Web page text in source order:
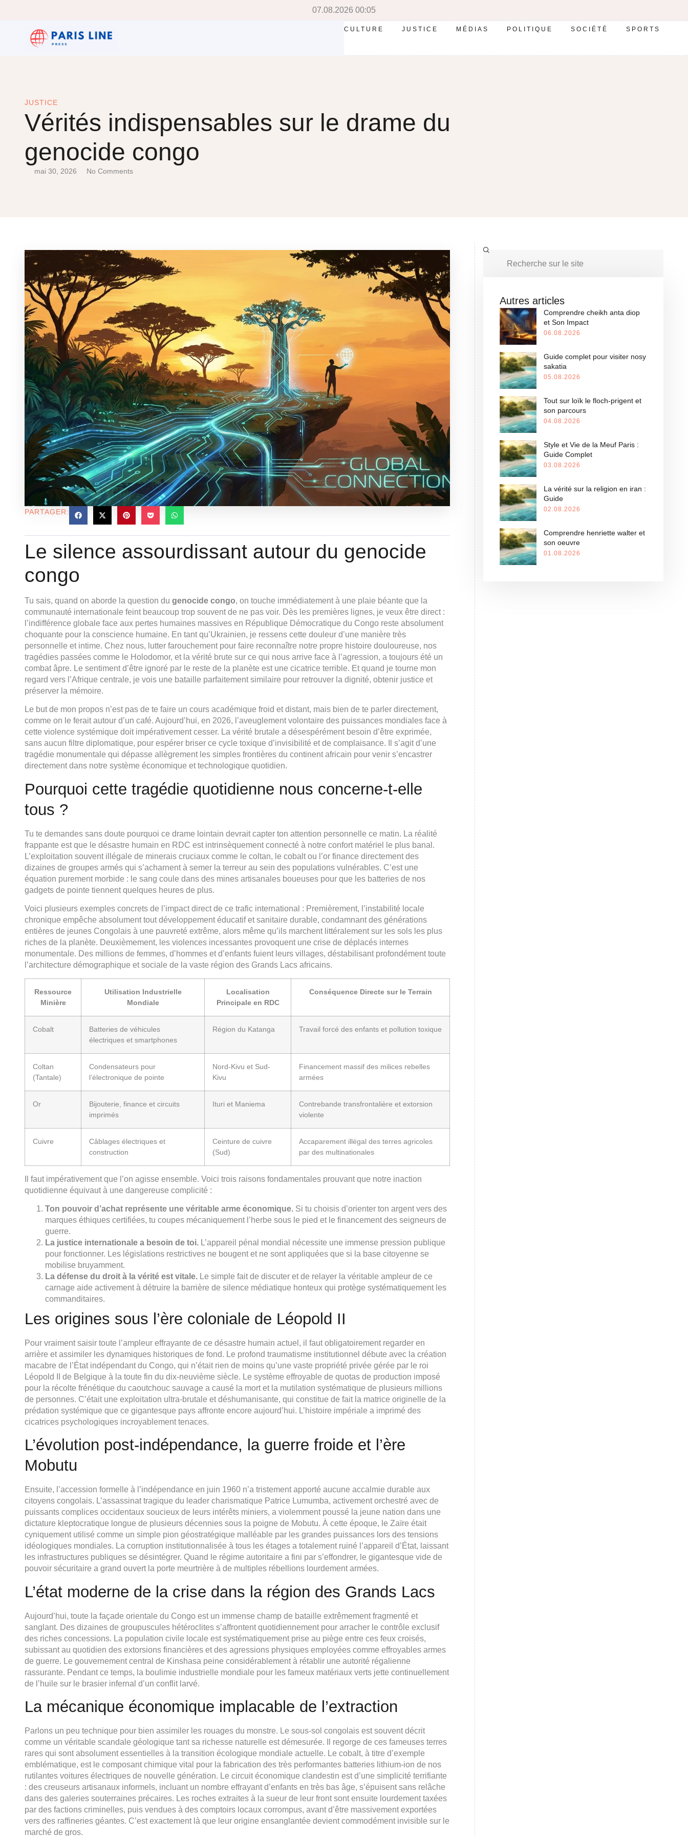
07.08.2026 00:05
CULTURE JUSTICE MÉDIAS POLITIQUE SOCIÉTÉ SPORTS
JUSTICE
Vérités indispensables sur le drame du
genocide congo
mai 30, 2026 No Comments
PARTAGER:
Le silence assourdissant autour du genocide
congo
Tu sais, quand on aborde la question du genocide congo, on touche immédiatement à une plaie béante que la
communauté internationale feint beaucoup trop souvent de ne pas voir. Dès les premières lignes, je veux être direct :
l’indifférence globale face aux pertes humaines massives en République Démocratique du Congo reste absolument
choquante pour la conscience humaine. En tant qu’Ukrainien, je ressens cette douleur d’une manière très
personnelle et intime. Chez nous, lutter farouchement pour faire reconnaître notre propre histoire douloureuse, nos
tragédies passées comme le Holodomor, et la vérité brute sur ce qui nous arrive face à l’agression, a toujours été un
combat âpre. Le sentiment d’être ignoré par le reste de la planète est une cicatrice terrible. Et quand je tourne mon
regard vers l’Afrique centrale, je vois une bataille parfaitement similaire pour retrouver la dignité, obtenir justice et
préserver la mémoire.
Le but de mon propos n’est pas de te faire un cours académique froid et distant, mais bien de te parler directement,
comme on le ferait autour d’un café. Aujourd’hui, en 2026, l’aveuglement volontaire des puissances mondiales face à
cette violence systémique doit impérativement cesser. La vérité brutale a désespérément besoin d’être exprimée,
sans aucun filtre diplomatique, pour espérer briser ce cycle toxique d’invisibilité et de complaisance. Il s’agit d’une
tragédie monumentale qui dépasse allègrement les simples frontières du continent africain pour venir s’encastrer
directement dans notre système économique et technologique quotidien.
Pourquoi cette tragédie quotidienne nous concerne-t-elle
tous ?
Tu te demandes sans doute pourquoi ce drame lointain devrait capter ton attention personnelle ce matin. La réalité
frappante est que le désastre humain en RDC est intrinsèquement connecté à notre confort matériel le plus banal.
L’exploitation souvent illégale de minerais cruciaux comme le coltan, le cobalt ou l’or finance directement des
dizaines de groupes armés qui s’acharnent à semer la terreur au sein des populations vulnérables. C’est une
équation purement morbide : le sang coule dans des mines artisanales boueuses pour que les batteries de nos
gadgets de pointe tiennent quelques heures de plus.
Voici plusieurs exemples concrets de l’impact direct de ce trafic international : Premièrement, l’instabilité locale
chronique empêche absolument tout développement éducatif et sanitaire durable, condamnant des générations
entières de jeunes Congolais à une pauvreté extrême, alors même qu’ils marchent littéralement sur les sols les plus
riches de la planète. Deuxièmement, les violences incessantes provoquent une crise de déplacés internes
monumentale. Des millions de femmes, d’hommes et d’enfants fuient leurs villages, déstabilisant profondément toute
l’architecture démographique et sociale de la vaste région des Grands Lacs africains.
Ressource
Minière
Utilisation Industrielle
Mondiale
Localisation
Principale en RDC
Conséquence Directe sur le Terrain
Cobalt
Batteries de véhicules
électriques et smartphones
Région du Katanga Travail forcé des enfants et pollution toxique
Coltan
(Tantale)
Condensateurs pour
l’électronique de pointe
Nord-Kivu et Sud-
Kivu
Financement massif des milices rebelles
armées
Or
Bijouterie, finance et circuits
imprimés
Ituri et Maniema
Contrebande transfrontalière et extorsion
violente
Cuivre
Câblages électriques et
construction
Ceinture de cuivre
(Sud)
Accaparement illégal des terres agricoles
par des multinationales
Il faut impérativement que l’on agisse ensemble. Voici trois raisons fondamentales prouvant que notre inaction
quotidienne équivaut à une dangereuse complicité :
Ton pouvoir d’achat représente une véritable arme économique. Si tu choisis d’orienter ton argent vers des
marques éthiques certifiées, tu coupes mécaniquement l’herbe sous le pied et le financement des seigneurs de
guerre.
La justice internationale a besoin de toi. L’appareil pénal mondial nécessite une immense pression publique
pour fonctionner. Les législations restrictives ne bougent et ne sont appliquées que si la base citoyenne se
mobilise bruyamment.
La défense du droit à la vérité est vitale. Le simple fait de discuter et de relayer la véritable ampleur de ce
carnage aide activement à détruire la barrière de silence médiatique honteux qui protège systématiquement les
commanditaires.
Les origines sous l’ère coloniale de Léopold II
Pour vraiment saisir toute l’ampleur effrayante de ce désastre humain actuel, il faut obligatoirement regarder en
arrière et assimiler les dynamiques historiques de fond. Le profond traumatisme institutionnel débute avec la création
macabre de l’État indépendant du Congo, qui n’était rien de moins qu’une vaste propriété privée gérée par le roi
Léopold II de Belgique à la toute fin du dix-neuvième siècle. Le système effroyable de quotas de production imposé
pour la récolte frénétique du caoutchouc sauvage a causé la mort et la mutilation systématique de plusieurs millions
de personnes. C’était une exploitation ultra-brutale et déshumanisante, qui constitue de fait la matrice originelle de la
prédation systémique que ce gigantesque pays affronte encore aujourd’hui. L’histoire impériale a imprimé des
cicatrices psychologiques incroyablement tenaces.
L’évolution post-indépendance, la guerre froide et l’ère
Mobutu
Ensuite, l’accession formelle à l’indépendance en juin 1960 n’a tristement apporté aucune accalmie durable aux
citoyens congolais. L’assassinat tragique du leader charismatique Patrice Lumumba, activement orchestré avec de
puissants complices occidentaux soucieux de leurs intérêts miniers, a violemment poussé la jeune nation dans une
dictature kleptocratique longue de plusieurs décennies sous la poigne de Mobutu. À cette époque, le Zaïre était
cyniquement utilisé comme un simple pion géostratégique malléable par les grandes puissances lors des tensions
idéologiques mondiales. La corruption institutionnalisée à tous les étages a totalement ruiné l’appareil d’État, laissant
les infrastructures publiques se désintégrer. Quand le régime autoritaire a fini par s’effondrer, le gigantesque vide de
pouvoir sécuritaire a grand ouvert la porte meurtrière à de multiples rébellions lourdement armées.
L’état moderne de la crise dans la région des Grands Lacs
Aujourd’hui, toute la façade orientale du Congo est un immense champ de bataille extrêmement fragmenté et
sanglant. Des dizaines de groupuscules hétéroclites s’affrontent quotidiennement pour arracher le contrôle exclusif
des riches concessions. La population civile locale est systématiquement prise au piège entre ces feux croisés,
subissant au quotidien des extorsions financières et des agressions physiques employées comme effroyables armes
de guerre. Le gouvernement central de Kinshasa peine considérablement à rétablir une autorité régalienne
rassurante. Pendant ce temps, la boulimie industrielle mondiale pour les fameux matériaux verts jette continuellement
de l’huile sur le brasier infernal d’un conflit larvé.
La mécanique économique implacable de l’extraction
Parlons un peu technique pour bien assimiler les rouages du monstre. Le sous-sol congolais est souvent décrit
comme un véritable scandale géologique tant sa richesse naturelle est démesurée. Il regorge de ces fameuses terres
rares qui sont absolument essentielles à la transition écologique mondiale actuelle. Le cobalt, à titre d’exemple
emblématique, est le composant chimique vital pour la fabrication des très performantes batteries lithium-ion de nos
rutilantes voitures électriques de nouvelle génération. Le circuit économique clandestin est d’une simplicité terrifiante
: des creuseurs artisanaux informels, incluant un nombre effrayant d’enfants en très bas âge, s’épuisent sans relâche
dans des galeries souterraines précaires. Les roches extraites à la sueur de leur front sont ensuite lourdement taxées
par des factions criminelles, puis vendues à des comptoirs locaux corrompus, avant d’être massivement exportées
vers des raffineries géantes. C’est exactement là que leur origine ensanglantée devient commodément invisible sur le
marché de gros.
Autres articles
Comprendre cheikh anta diop
et Son Impact
06.08.2026
Guide complet pour visiter nosy
sakatia
05.08.2026
Tout sur loïk le floch-prigent et
son parcours
04.08.2026
Style et Vie de la Meuf Paris :
Guide Complet
03.08.2026
La vérité sur la religion en iran :
Guide
02.08.2026
Comprendre henriette walter et
son oeuvre
01.08.2026